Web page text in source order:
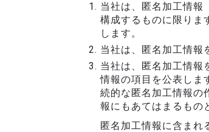
当社は、匿名加工情報
構成するものに限りま
します。
当社は、匿名加工情報
当社は、匿名加工情報
情報の項目を公表しま
続的な匿名加工情報の
報にもあてはまるもの
匿名加工情報に含まれ